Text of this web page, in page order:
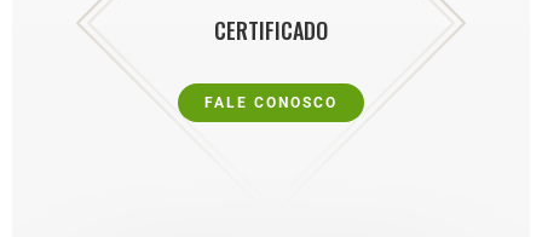
CERTIFICADO
FALE CONOSCO